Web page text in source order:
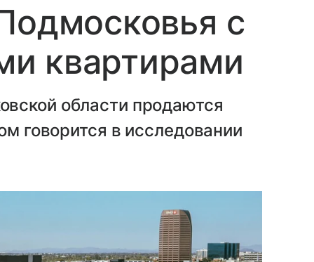
с
квартирами
области продаются
говорится в исследовании